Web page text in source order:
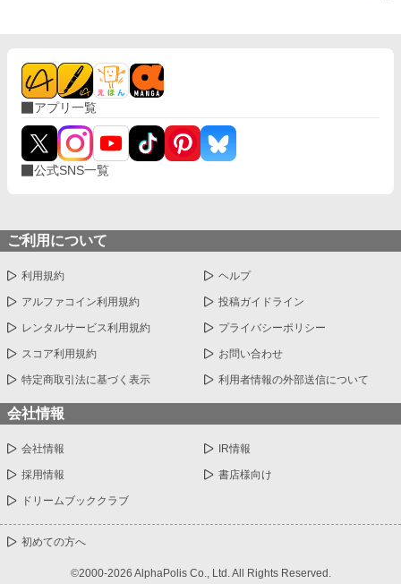
アプリ一覧
公式SNS一覧
ご利用について
利用規約 ヘルプ
アルファコイン利用規約 投稿ガイドライン
レンタルサービス利用規約 プライバシーポリシー
スコア利用規約 お問い合わせ
特定商取引法に基づく表示 利用者情報の外部送信について
会社情報
会社情報 IR情報
採用情報 書店様向け
ドリームブッククラブ
初めての方へ
©2000-2026 AlphaPolis Co., Ltd. All Rights Reserved.